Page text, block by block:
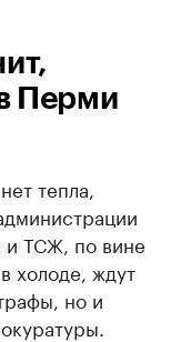
Перми
тепла,
и ТСЖ, по вине
холоде, ждут
но и